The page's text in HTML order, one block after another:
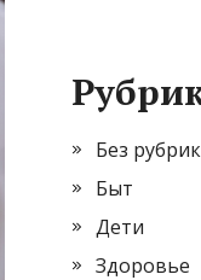
Без
Быт
Дети
Здоровье